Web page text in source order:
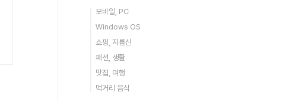
모바일, PC
Windows OS
쇼핑, 지름신
패션, 생활
맛집, 여행
먹거리 음식